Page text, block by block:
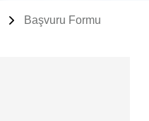
Başvuru Formu